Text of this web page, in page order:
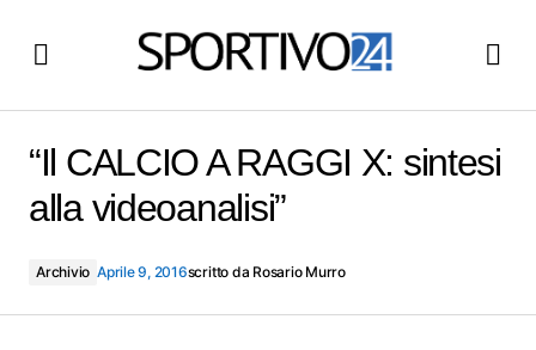
“Il CALCIO A RAGGI X: sintesi
alla videoanalisi”
Archivio Aprile 9, 2016scritto da Rosario Murro